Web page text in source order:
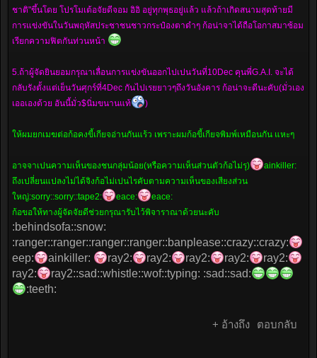
ชาติ"ขึ้นโดย โปรโมเต้อจัยดีจอม อิอิ อยู่ทุกพุธอยู่แล้ว แล้วถ้าเกิดสนามสุดท้ายมี
การแข่งขันในวันพฤหัสประชาชนชาวกระป๋องตาดำๆ ก้อน่าจาได้ถือโอกาสมาซ้อม
เรียกความฟิตกันท่วนหน้า
5.ถ้าผู้จัดยินยอมกรุณาเลื่อนการแข่งขันออกไปเปนวันที่10Dec คุนพี่G.A.I. จะได้
กลับรังตั้งแต่เย็นวันศุกร์ที่4Dec กันไปเรยยาวๆถึงวันอังคาร ก้อน่าจะดีนะคับ(มั่วเอง
เออเองด้วย อันนี้มั่ว$นิ่มขนานแท้
)
ให้ผมยกเมฆต่อก้อคงขี้เกียจอ่านกันแร้ว เพราะผมก้อขี้เกียจพิมพ์เหมือนกัน แหะๆ
อาจจาเปนความเห็นของชนกลุ่มน้อย(หรือความเห็นส่วนตัวก้อไม่รุ)
ainkiller:
ถึงเปลี่ยนแปลงไม่ได้จิงก้อไม่เปนไรคับตามความเห็นของเสียงส่วน
ใหญ่:sorry::sorry::tape2:
eace:
eace:
ก้อขอให้ทางผู้จัดจัยดีช่วยกรุณารับไว้พิจาราณาด้วยนะคับ
:behindsofa::snow:
:ranger::ranger::ranger::ranger::banplease::crazy::crazy:
eep:
ainkiller: ray2: ray2: ray2: ray2:
ray2:
ray2:
ray2::sad::whistle::wof::typing: :sad::sad:
:teeth:
+ อ้างถึง ตอบกลับ